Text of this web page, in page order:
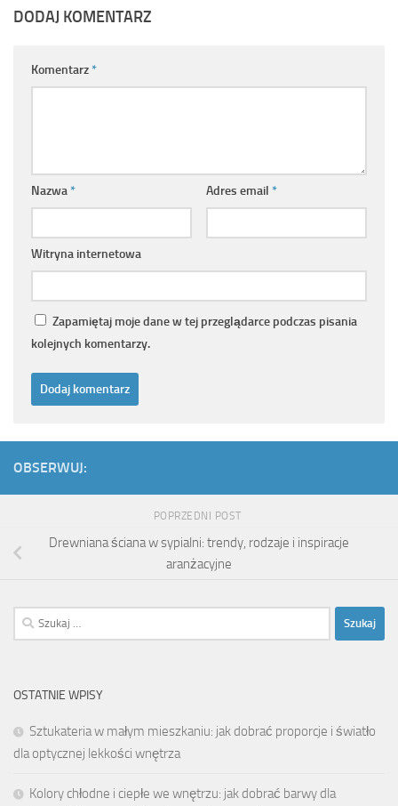
DODAJ KOMENTARZ
Komentarz*
Nazwa* Adres email *
Witryna internetowa
Zapamiętaj moje dane w tej przeglądarce podczas pisania
kolejnych komentarzy.
OBSERWUJ:
POPRZEDNI POST
Drewniana ściana w sypialni: trendy, rodzaje i inspiracje
aranżacyjne
Szukaj:
OSTATNIE WPISY
Sztukateria w małym mieszkaniu: jak dobrać proporcje i światło
dla optycznej lekkości wnętrza
Kolory chłodne i ciepłe we wnętrzu: jak dobrać barwy dla